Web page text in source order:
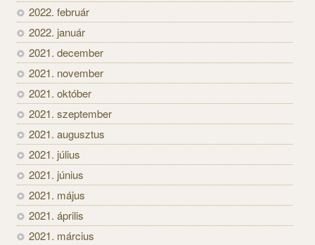
2022. február
2022. január
2021. december
2021. november
2021. október
2021. szeptember
2021. augusztus
2021. július
2021. június
2021. május
2021. április
2021. március